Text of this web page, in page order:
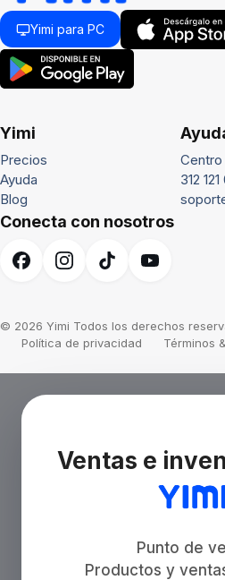
Yimi para PC
Yimi
Precios
Ayuda
Blog
Centro
312
Conecta con nosotros
© 2026 Yimi Todos los derechos
Política de privacidad
Términos
Ventas e
Punto de
Productos y